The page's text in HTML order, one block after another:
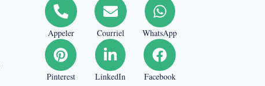
Appeler Courriel WhatsApp
Pinterest LinkedIn Facebook